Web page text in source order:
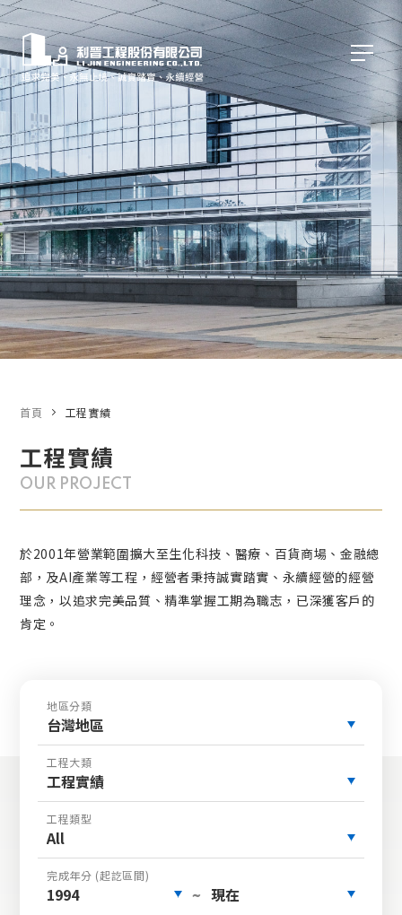
工程實績
OUR PROJECT
於2001年營業範圍擴大至生化科技、醫療、百貨商場、金融總
部，及AI產業等工程，經營者秉持誠實踏實、永續經營的經營
理念，以追求完美品質、精準掌握工期為職志，已深獲客戶的
肯定。
首頁 工程實績
地區分類
台灣地區
工程大類
工程實績
工程類型
All
完成年分 (起訖區間)
1994 ~ 現在